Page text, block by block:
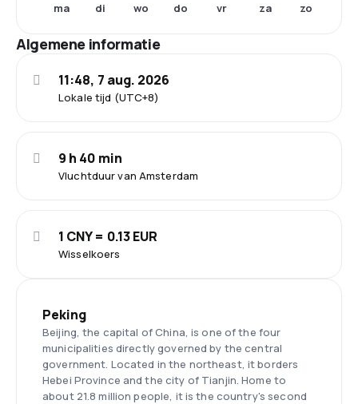
ma di wo do vr za zo
Algemene informatie
Lokale tijd (UTC+8)
11:48, 7 aug. 2026
Vluchtduur van Amsterdam
9 h 40 min
Wisselkoers
1 CNY = 0.13 EUR
Peking
Beijing, the capital of China, is one of the four
municipalities directly governed by the central
government. Located in the northeast, it borders
Hebei Province and the city of Tianjin. Home to
about 21.8 million people, it is the country's second